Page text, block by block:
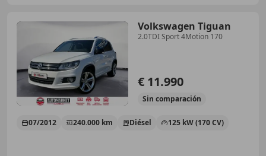
Volkswagen Tiguan
2.0TDI Sport 4Motion 170
€ 11.990
Sin comparación
07/2012 240.000 km Diésel 125 kW (170 CV)